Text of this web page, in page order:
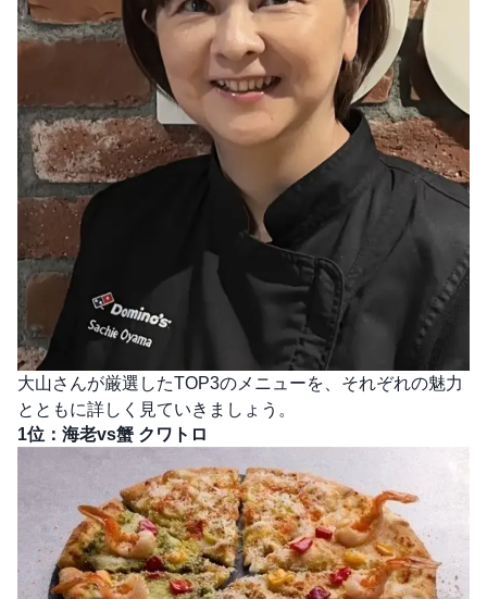
大山さんが厳選したTOP3のメニューを、それぞれの魅力
とともに詳しく見ていきましょう。
1位：海老vs蟹 クワトロ